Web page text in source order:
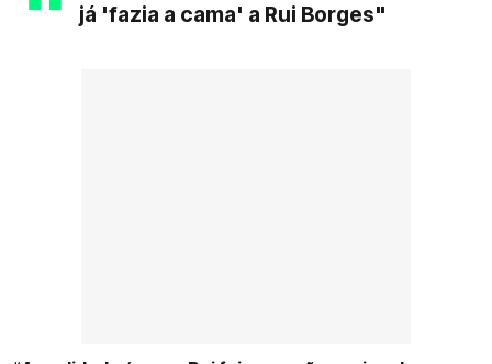
já 'fazia a cama' a Rui Borges"